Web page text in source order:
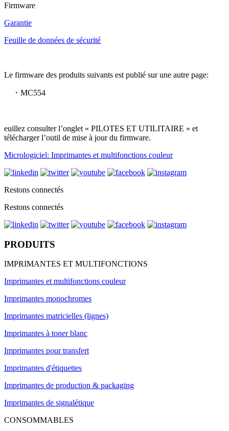
Firmware
Garantie
Feuille de données de sécurité
Le firmware des produits suivants est publié sur une autre page:
・MC554
euillez consulter l’onglet « PILOTES ET UTILITAIRE » et
télécharger l’outil de mise à jour du firmware.
Micrologiciel: Imprimantes et multifonctions couleur
Restons connectés
Restons connectés
PRODUITS
IMPRIMANTES ET MULTIFONCTIONS
Imprimantes et multifonctions couleur
Imprimantes monochromes
Imprimantes matricielles (lignes)
Imprimantes à toner blanc
Imprimantes pour transfert
Imprimantes d'étiquettes
Imprimantes de production & packaging
Imprimantes de signalétique
CONSOMMABLES